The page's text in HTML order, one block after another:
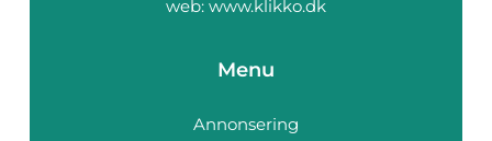
web: www.klikko.dk
Menu
Annonsering